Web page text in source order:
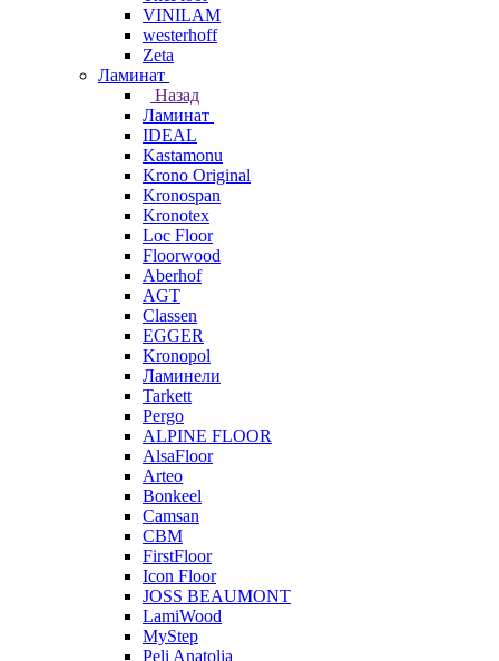
VINILAM
westerhoff
Zeta
Ламинат
Назад
Ламинат
IDEAL
Kastamonu
Krono Original
Kronospan
Kronotex
Loc Floor
Floorwood
Aberhof
AGT
Classen
EGGER
Kronopol
Ламинели
Tarkett
Pergo
ALPINE FLOOR
AlsaFloor
Arteo
Bonkeel
Camsan
CBM
FirstFloor
Icon Floor
JOSS BEAUMONT
LamiWood
MyStep
Peli Anatolia